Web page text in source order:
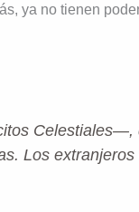
ya no tienen
Celestiales—,
Los extranjeros